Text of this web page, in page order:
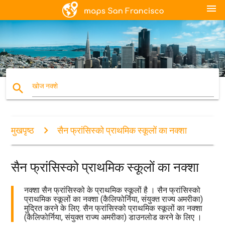
menu
search खोज नक्शे
मुखपृष्ठ सैन फ्रांसिस्को प्राथमिक स्कूलों का नक्शा
सैन फ्रांसिस्को प्राथमिक स्कूलों का नक्शा
नक्शा सैन फ्रांसिस्को के प्राथमिक स्कूलों है । सैन फ्रांसिस्को
प्राथमिक स्कूलों का नक्शा (कैलिफोर्निया, संयुक्त राज्य अमरीका)
मुद्रित करने के लिए. सैन फ्रांसिस्को प्राथमिक स्कूलों का नक्शा
(कैलिफोर्निया, संयुक्त राज्य अमरीका) डाउनलोड करने के लिए ।